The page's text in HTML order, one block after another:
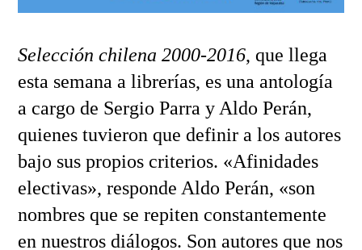
Selección chilena 2000-2016, que llega
esta semana a librerías, es una antología
a cargo de Sergio Parra y Aldo Perán,
quienes tuvieron que definir a los autores
bajo sus propios criterios. «Afinidades
electivas», responde Aldo Perán, «son
nombres que se repiten constantemente
en nuestros diálogos. Son autores que nos